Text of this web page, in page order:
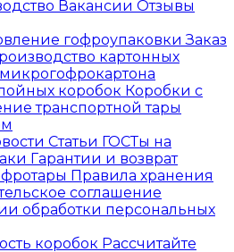
Вакансии Отзывы
гофроупаковкиЗаказ
картонных
коробок Коробки с
транспортной тары
Статьи ГОСТы на
Гарантии и возврат
Правила хранения
соглашение
обработки персональных
Рассчитайте